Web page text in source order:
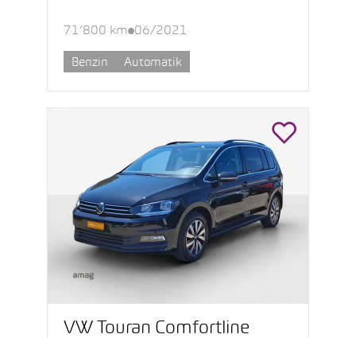
71’800 km 06/2021
Benzin Automatik
VW Touran Comfortline